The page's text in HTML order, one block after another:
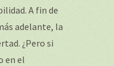
A fin de
adelante, la
¿Pero si
en el